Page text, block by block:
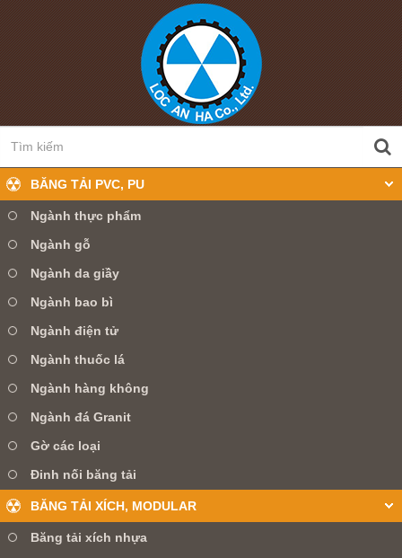
Hotline:
TRANG CHỦ
LIÊN HỆ
BĂNG TẢI PVC, PU
Ngành thực phẩm
Ngành gỗ
Ngành da giầy
Ngành bao bì
Ngành điện tử
Ngành thuốc lá
Ngành hàng không
Ngành đá Granit
Gờ các loại
Đinh nối băng tải
BĂNG TẢI XÍCH, MODULAR
Băng tải xích nhựa